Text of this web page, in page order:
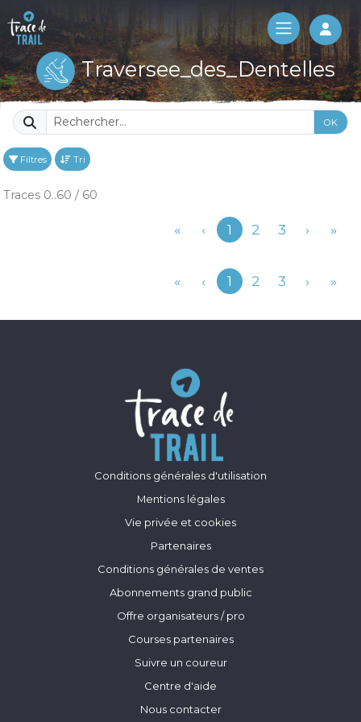
Log
Traversee_des_Dentelles
OK
Filtres Tri
Traces 0..60 / 60
« ‹Précédent
1 2 3 › »
« ‹Précédent
1 2 3 › »
Conditions générales d'utilisation
Mentions légales
Vie privée et cookies
Partenaires
Conditions générales de ventes
Abonnements grand public
Offre organisateurs / pro
Courses partenaires
Suivre un coureur
Centre d'aide
Nous contacter